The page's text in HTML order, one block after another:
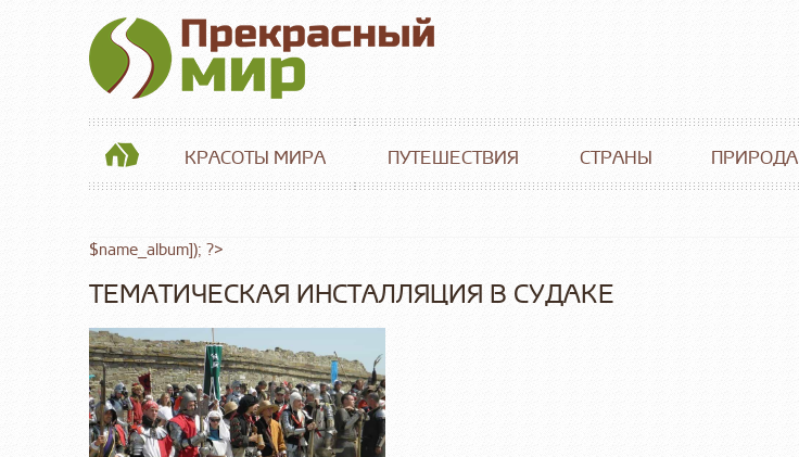
КРАСОТЫ МИРА ПУТЕШЕСТВИЯ СТРАНЫ ПРИРОДА
$name_album]); ?>
ТЕМАТИЧЕСКАЯ ИНСТАЛЛЯЦИЯ В СУДАКЕ